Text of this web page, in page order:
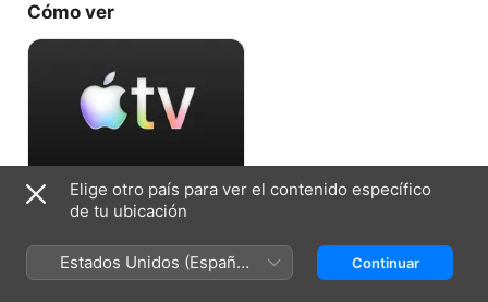
Cómo ver
Aceptar prueba gratuita
7 días gratis, luego USD 6,99 al mes.
Elige otro país para ver el contenido específico
de tu ubicación
Estados Unidos (Español
México)
Continuar